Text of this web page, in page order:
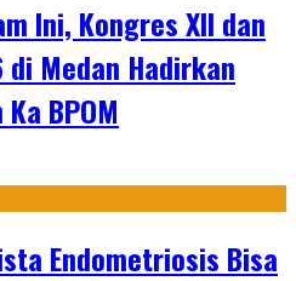
Ini, Kongres XII dan
di Medan Hadirkan
BPOM
Endometriosis Bisa